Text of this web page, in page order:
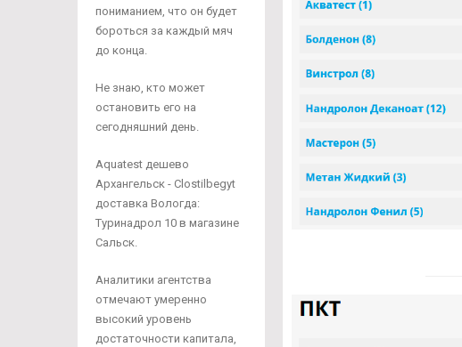
пониманием, что он будет
бороться за каждый мяч
до конца.
Не знаю, кто может
остановить его на
сегодняшний день.
Aquatest дешево
Архангельск - Clostilbegyt
доставка Вологда:
Туринадрол 10 в магазине
Сальск.
Аналитики агентства
отмечают умеренно
высокий уровень
достаточности капитала,